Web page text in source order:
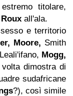
titolare,
all'ala.
e territorio
Moore, Smith
Mogg,
dimostra di
sudafricane
?), così simile